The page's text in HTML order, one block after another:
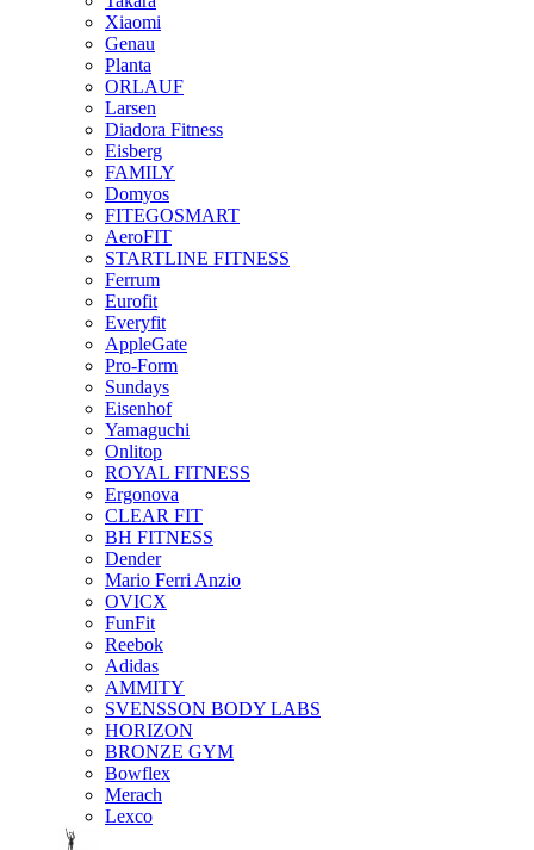
Xiaomi
Genau
Planta
ORLAUF
Larsen
Diadora Fitness
Eisberg
FAMILY
Domyos
FITEGOSMART
AeroFIT
STARTLINE FITNESS
Ferrum
Eurofit
Everyfit
AppleGate
Pro-Form
Sundays
Eisenhof
Yamaguchi
Onlitop
ROYAL FITNESS
Ergonova
CLEAR FIT
BH FITNESS
Dender
Mario Ferri Anzio
OVICX
FunFit
Reebok
Adidas
AMMITY
SVENSSON BODY LABS
HORIZON
BRONZE GYM
Bowflex
Merach
Lexco